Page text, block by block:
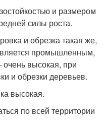
и размером
силы роста.
и обрезка такая же,
промышленным,
высокая, при
и обрезки деревьев.
высокая.
по всей территории